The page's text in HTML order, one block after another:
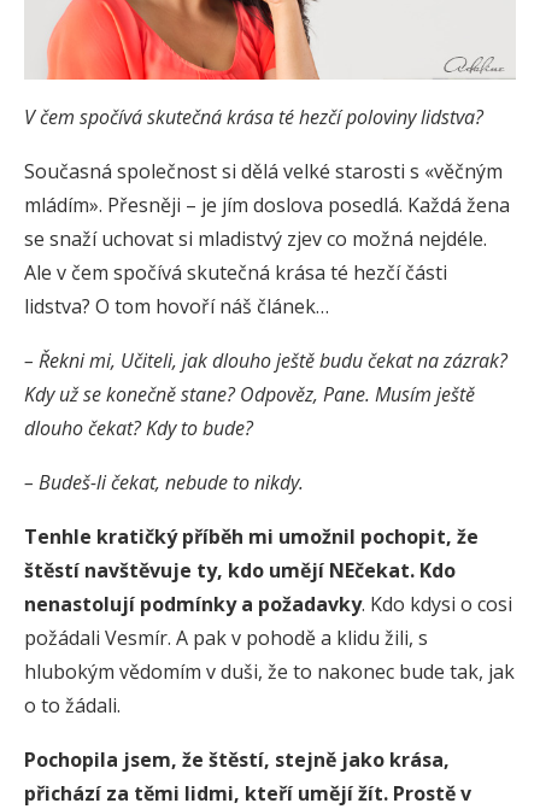
V čem spočívá skutečná krása té hezčí poloviny lidstva?
Současná společnost si dělá velké starosti s «věčným
mládím». Přesněji – je jím doslova posedlá. Každá žena
se snaží uchovat si mladistvý zjev co možná nejdéle.
Ale v čem spočívá skutečná krása té hezčí části
lidstva? O tom hovoří náš článek…
– Řekni mi, Učiteli, jak dlouho ještě budu čekat na zázrak?
Kdy už se konečně stane? Odpověz, Pane. Musím ještě
dlouho čekat? Kdy to bude?
– Budeš-li čekat, nebude to nikdy.
Tenhle kratičký příběh mi umožnil pochopit, že
štěstí navštěvuje ty, kdo umějí NEčekat. Kdo
nenastolují podmínky a požadavky. Kdo kdysi o cosi
požádali Vesmír. A pak v pohodě a klidu žili, s
hlubokým vědomím v duši, že to nakonec bude tak, jak
o to žádali.
Pochopila jsem, že štěstí, stejně jako krása,
přichází za těmi lidmi, kteří umějí žít. Prostě v